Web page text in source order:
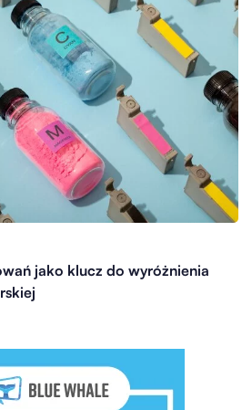
jako klucz do wyróżnienia